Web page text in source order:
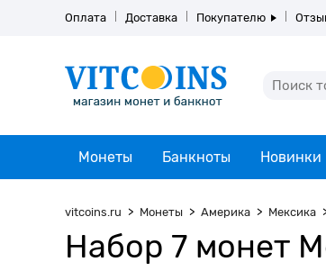
Оплата Доставка Покупателю
Монеты Банкноты Новинки
vitcoins.ru Монеты Америка Мексика
Набор 7 монет